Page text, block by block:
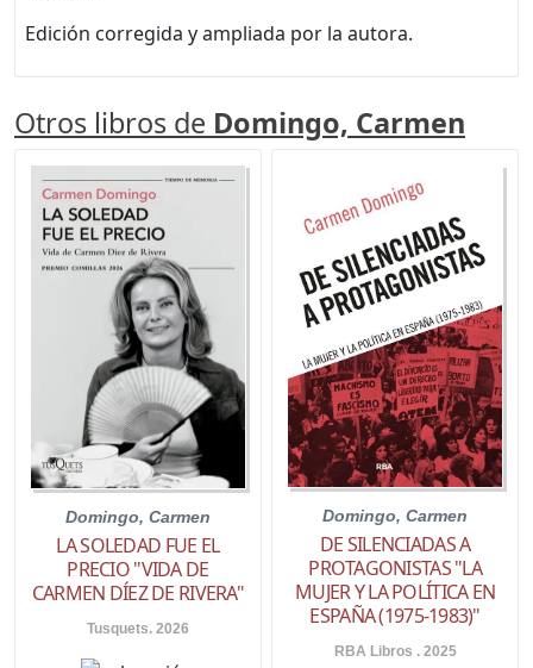
Edición corregida y ampliada por la autora.
Otros libros de Domingo, Carmen
Domingo, Carmen
LA SOLEDAD FUE EL
PRECIO "VIDA DE
CARMEN DÍEZ DE RIVERA"
Tusquets. 2026
Domingo, Carmen
DE SILENCIADAS A
PROTAGONISTAS "LA
MUJER Y LA POLÍTICA EN
ESPAÑA (1975-1983)"
RBA Libros . 2025